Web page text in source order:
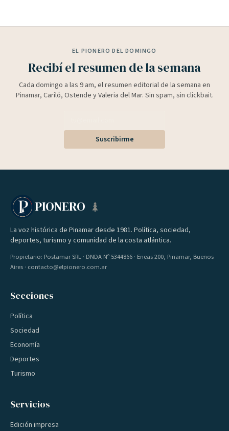
EL PIONERO DEL DOMINGO
Recibí el resumen de la semana
Cada domingo a las 9 am, el resumen editorial de la semana en
Pinamar, Cariló, Ostende y Valeria del Mar. Sin spam, sin clickbait.
Suscribirme
PIONERO
La voz histórica de Pinamar desde 1981. Política, sociedad,
deportes, turismo y comunidad de la costa atlántica.
Propietario: Postamar SRL · DNDA Nº 5344866 · Eneas 200, Pinamar, Buenos
Aires · contacto@elpionero.com.ar
Secciones
Política
Sociedad
Economía
Deportes
Turismo
Servicios
Edición impresa